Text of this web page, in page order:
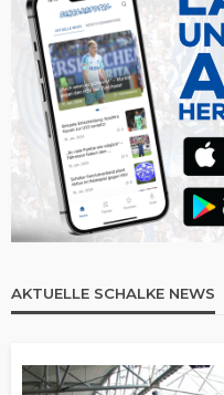
AKTUELLE SCHALKE NEWS